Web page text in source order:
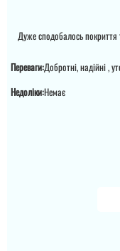
Дуже сподобалось покриття
Переваги:Добротні, надійні ,
Недоліки:Немає